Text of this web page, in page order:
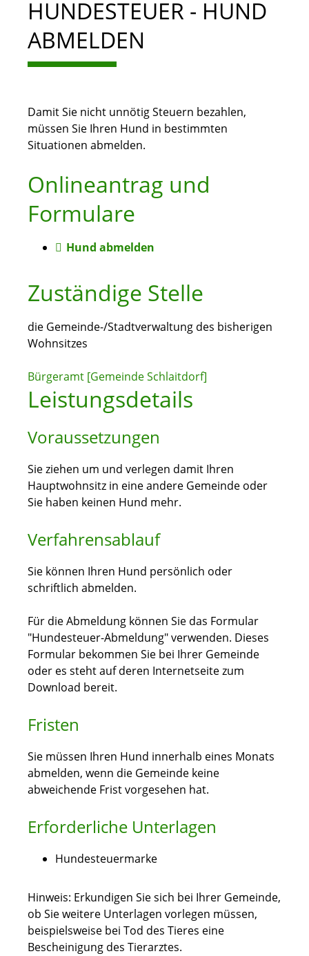
HUNDESTEUER - HUND
ABMELDEN
Damit Sie nicht unnötig Steuern bezahlen,
müssen Sie Ihren Hund in bestimmten
Situationen abmelden.
Onlineantrag und
Formulare
Hund abmelden
Zuständige Stelle
die Gemeinde-/Stadtverwaltung des bisherigen
Wohnsitzes
Bürgeramt [Gemeinde Schlaitdorf]
Leistungsdetails
Voraussetzungen
Sie ziehen um und verlegen damit Ihren
Hauptwohnsitz in eine andere Gemeinde oder
Sie haben keinen Hund mehr.
Verfahrensablauf
Sie können Ihren Hund persönlich oder
schriftlich abmelden.
Für die Abmeldung können Sie das Formular
"Hundesteuer-Abmeldung" verwenden. Dieses
Formular bekommen Sie bei Ihrer Gemeinde
oder es steht auf deren Internetseite zum
Download bereit.
Fristen
Sie müssen Ihren Hund innerhalb eines Monats
abmelden, wenn die Gemeinde keine
abweichende Frist vorgesehen hat.
Erforderliche Unterlagen
Hundesteuermarke
Hinweis: Erkundigen Sie sich bei Ihrer Gemeinde,
ob Sie weitere Unterlagen vorlegen müssen,
beispielsweise bei Tod des Tieres eine
Bescheinigung des Tierarztes.